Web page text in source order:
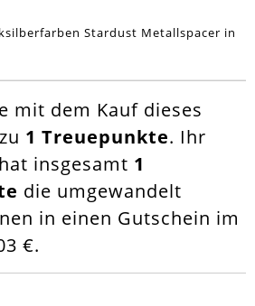
Stardust Metallspacer in
mit dem Kauf dieses
1 Treuepunkte. Ihr
insgesamt 1
die umgewandelt
in einen Gutschein im
€.